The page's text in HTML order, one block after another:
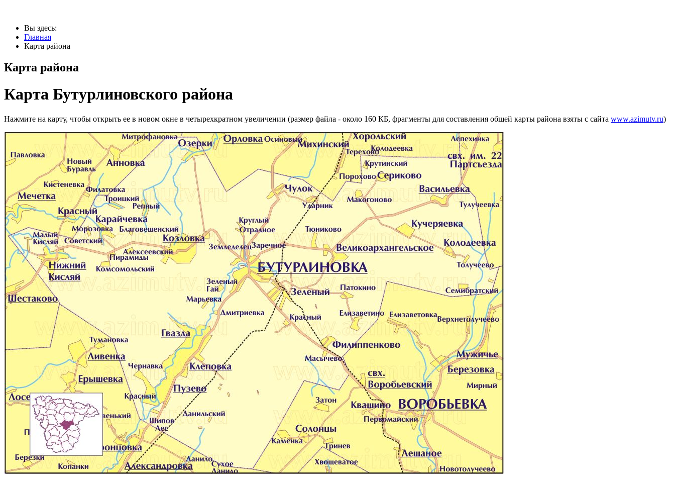
Вы здесь:
Главная
Карта района
Карта района
Карта Бутурлиновского района
Нажмите на карту, чтобы открыть ее в новом окне в четырехкратном увеличении (размер файла - около 160 КБ, фрагменты для составления общей карты района взяты с сайта www.azimutv.ru)